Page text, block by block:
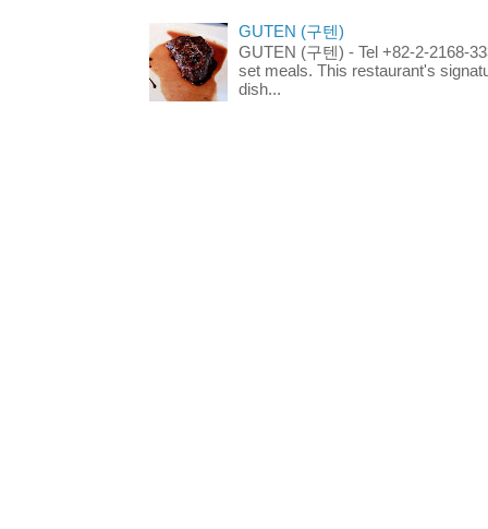
GUTEN (구텐)
GUTEN (구텐) - Tel +82-2-2168-
set meals. This restaurant's
dish...